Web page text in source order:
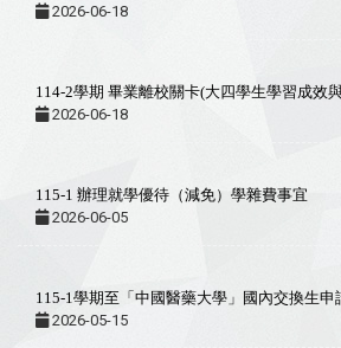
2026-06-18
114-2學期 畢業離校關卡(大四學生學習成效
2026-06-18
115-1 辦理就學優待（減免）學雜費事宜
2026-06-05
115-1學期至「中國醫藥大學」國內交換生申
2026-05-15